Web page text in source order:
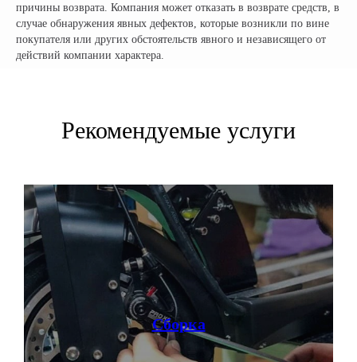
причины возврата. Компания может отказать в возврате средств, в
случае обнаружения явных дефектов, которые возникли по вине
покупателя или других обстоятельств явного и независящего от
действий компании характера.
Рекомендуемые услуги
Сборка